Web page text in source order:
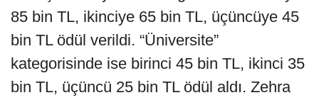
85 bin TL, ikinciye 65 bin TL, üçüncüye 45
bin TL ödül verildi. “Üniversite”
kategorisinde ise birinci 45 bin TL, ikinci 35
bin TL, üçüncü 25 bin TL ödül aldı. Zehra